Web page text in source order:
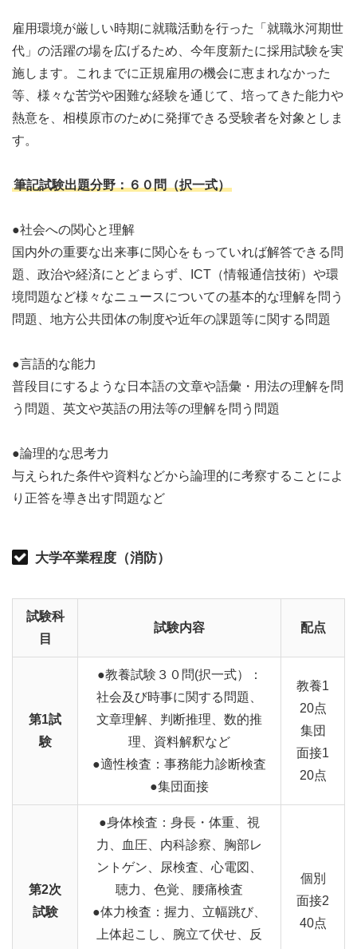
雇用環境が厳しい時期に就職活動を行った「就職氷河期世
代」の活躍の場を広げるため、今年度新たに採用試験を実
施します。これまでに正規雇用の機会に恵まれなかった
等、様々な苦労や困難な経験を通じて、培ってきた能力や
熱意を、相模原市のために発揮できる受験者を対象としま
す。
筆記試験出題分野：６０問（択一式）
●社会への関心と理解
国内外の重要な出来事に関心をもっていれば解答できる問
題、政治や経済にとどまらず、ICT（情報通信技術）や環
境問題など様々なニュースについての基本的な理解を問う
問題、地方公共団体の制度や近年の課題等に関する問題
●言語的な能力
普段目にするような日本語の文章や語彙・用法の理解を問
う問題、英文や英語の用法等の理解を問う問題
●論理的な思考力
与えられた条件や資料などから論理的に考察することによ
り正答を導き出す問題など
大学卒業程度（消防）
試験科
目
試験内容 配点
第1試
験
●教養試験３０問(択一式）：
社会及び時事に関する問題、
文章理解、判断推理、数的推
理、資料解釈など
●適性検査：事務能力診断検査
●集団面接
教養1
20点
集団
面接1
20点
第2次
試験
●身体検査：身長・体重、視
力、血圧、内科診察、胸部レ
ントゲン、尿検査、心電図、
聴力、色覚、腰痛検査
●体力検査：握力、立幅跳び、
上体起こし、腕立て伏せ、反
個別
面接2
40点